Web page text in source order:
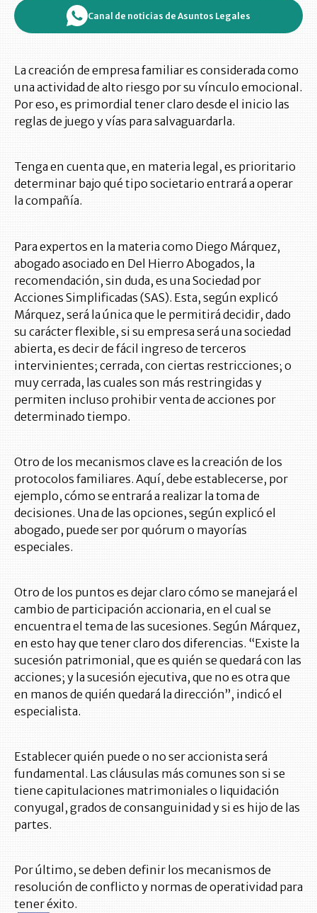
Canal de noticias de Asuntos Legales
La creación de empresa familiar es considerada como
una actividad de alto riesgo por su vínculo emocional.
Por eso, es primordial tener claro desde el inicio las
reglas de juego y vías para salvaguardarla.
Tenga en cuenta que, en materia legal, es prioritario
determinar bajo qué tipo societario entrará a operar
la compañía.
Para expertos en la materia como Diego Márquez,
abogado asociado en Del Hierro Abogados, la
recomendación, sin duda, es una Sociedad por
Acciones Simplificadas (SAS). Esta, según explicó
Márquez, será la única que le permitirá decidir, dado
su carácter flexible, si su empresa será una sociedad
abierta, es decir de fácil ingreso de terceros
intervinientes; cerrada, con ciertas restricciones; o
muy cerrada, las cuales son más restringidas y
permiten incluso prohibir venta de acciones por
determinado tiempo.
Otro de los mecanismos clave es la creación de los
protocolos familiares. Aquí, debe establecerse, por
ejemplo, cómo se entrará a realizar la toma de
decisiones. Una de las opciones, según explicó el
abogado, puede ser por quórum o mayorías
especiales.
Otro de los puntos es dejar claro cómo se manejará el
cambio de participación accionaria, en el cual se
encuentra el tema de las sucesiones. Según Márquez,
en esto hay que tener claro dos diferencias. “Existe la
sucesión patrimonial, que es quién se quedará con las
acciones; y la sucesión ejecutiva, que no es otra que
en manos de quién quedará la dirección”, indicó el
especialista.
Establecer quién puede o no ser accionista será
fundamental. Las cláusulas más comunes son si se
tiene capitulaciones matrimoniales o liquidación
conyugal, grados de consanguinidad y si es hijo de las
partes.
Por último, se deben definir los mecanismos de
resolución de conflicto y normas de operatividad para
tener éxito.